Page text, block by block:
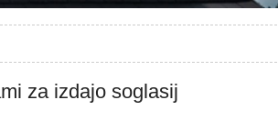
za izdajo soglasij